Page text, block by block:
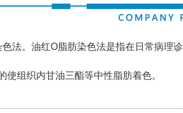
。油红O脂肪染色法是指在日常病理
组织内甘油三酯等中性脂肪着色。